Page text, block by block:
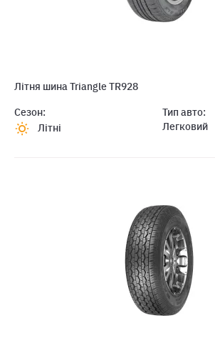
Літня шина Triangle TR928
Сезон:
Літні
Тип авто:
Легковий